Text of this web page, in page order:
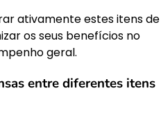
ativamente estes itens de
os seus benefícios no
geral.
entre diferentes itens